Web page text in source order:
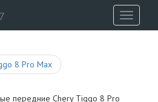
Toggle
8 Pro Max